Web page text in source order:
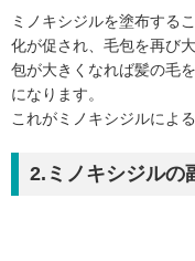
ミノキシジルを塗布する
化が促され、毛包を再び
包が大きくなれば髪の毛
になります。
これがミノキシジルによ
2.ミノキシジルの